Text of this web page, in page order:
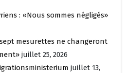
: «Nous sommes négligés»
mesurettes ne changeront
juillet 25, 2026
juillet 13,